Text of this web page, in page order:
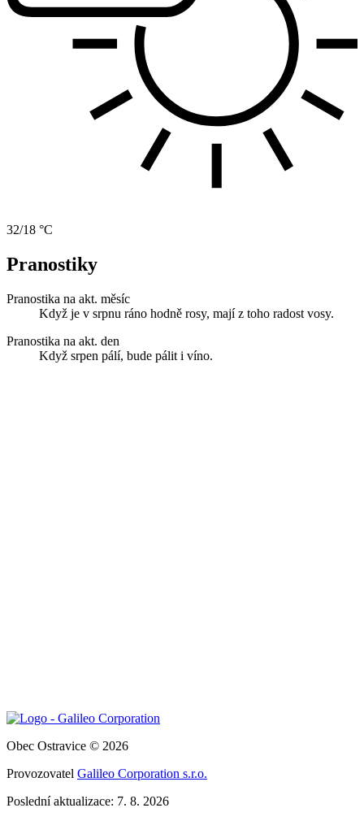
32/18 °C
Pranostiky
Pranostika na akt. měsíc
Když je v srpnu ráno hodně rosy, mají z toho radost vosy.
Pranostika na akt. den
Když srpen pálí, bude pálit i víno.
Obec Ostravice © 2026
Provozovatel Galileo Corporation s.r.o.
Poslední aktualizace: 7. 8. 2026